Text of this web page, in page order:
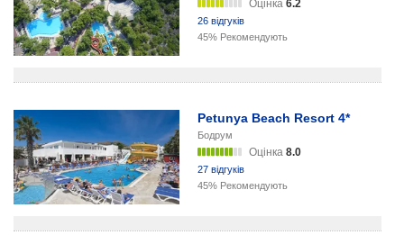
Оцінка 6.2
26 відгуків
45% Рекомендують
Petunya Beach Resort 4*
Бодрум
Оцінка 8.0
27 відгуків
45% Рекомендують